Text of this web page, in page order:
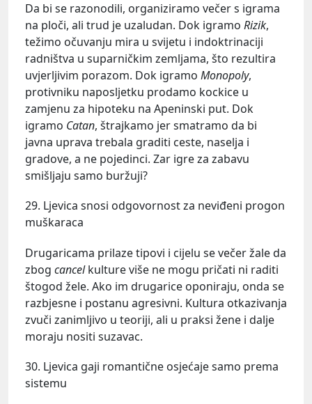
Da bi se razonodili, organiziramo večer s igrama
na ploči, ali trud je uzaludan. Dok igramo Rizik,
težimo očuvanju mira u svijetu i indoktrinaciji
radništva u suparničkim zemljama, što rezultira
uvjerljivim porazom. Dok igramo Monopoly,
protivniku naposljetku prodamo kockice u
zamjenu za hipoteku na Apeninski put. Dok
igramo Catan, štrajkamo jer smatramo da bi
javna uprava trebala graditi ceste, naselja i
gradove, a ne pojedinci. Zar igre za zabavu
smišljaju samo buržuji?
29. Ljevica snosi odgovornost za neviđeni progon
muškaraca
Drugaricama prilaze tipovi i cijelu se večer žale da
zbog cancelkulture više ne mogu pričati ni raditi
štogod žele. Ako im drugarice oponiraju, onda se
razbjesne i postanu agresivni. Kultura otkazivanja
zvuči zanimljivo u teoriji, ali u praksi žene i dalje
moraju nositi suzavac.
30. Ljevica gaji romantične osjećaje samo prema
sistemu